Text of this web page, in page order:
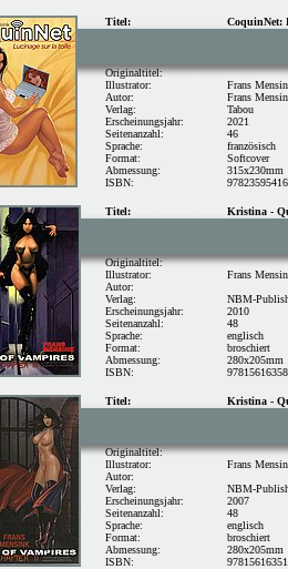
Titel: CoquinNet:
Originaltitel:
Illustrator:
Autor:
Verlag:
Erscheinungsjahr:
Seitenanzahl:
Sprache:
Format:
Abmessung:
ISBN:
Frans
Frans
Tabou
2021
46
französisch
Softcover
315x230mm
Titel: Kristina -
Originaltitel:
Illustrator:
Autor:
Verlag:
Erscheinungsjahr:
Seitenanzahl:
Sprache:
Format:
Abmessung:
ISBN:
Frans
NBM-
2010
48
englisch
broschiert
280x205mm
Titel: Kristina -
Originaltitel:
Illustrator:
Autor:
Verlag:
Erscheinungsjahr:
Seitenanzahl:
Sprache:
Format:
Abmessung:
ISBN:
Frans
NBM-
2007
48
englisch
broschiert
280x205mm